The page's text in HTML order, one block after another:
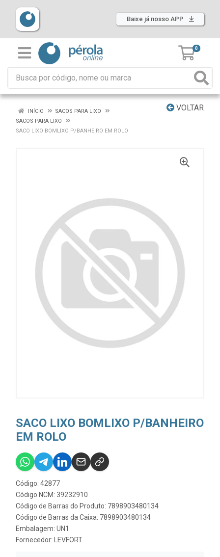
Baixe já nosso APP
0
VOLTAR
INÍCIO
SACOS PARA LIXO
SACOS PARA LIXO
SACO LIXO BOMLIXO P/BANHEIRO EM ROLO
SACO LIXO BOMLIXO P/BANHEIRO
EM ROLO
Código: 42877
Código NCM: 39232910
Código de Barras do Produto: 7898903480134
Código de Barras da Caixa: 7898903480134
Embalagem: UN1
Fornecedor:
LEVFORT